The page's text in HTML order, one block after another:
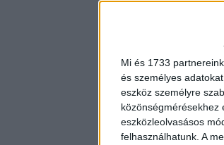
Mi és 1733
és személyes
eszköz személyre
közönségmérésekhez
eszközleolvasásos
felhasználhatunk. A